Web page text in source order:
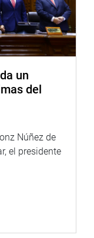
un
del
Núñez de
el presidente